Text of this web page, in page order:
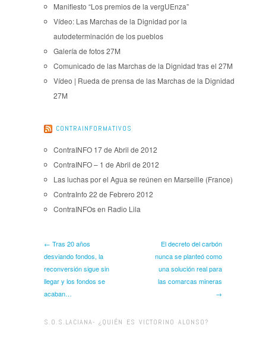
Manifiesto “Los premios de la vergUEnza”
Vídeo: Las Marchas de la Dignidad por la
autodeterminación de los pueblos
Galería de fotos 27M
Comunicado de las Marchas de la Dignidad tras el 27M
Vídeo | Rueda de prensa de las Marchas de la Dignidad
27M
CONTRAINFORMATIVOS
ContraINFO 17 de Abril de 2012
ContraINFO – 1 de Abril de 2012
Las luchas por el Agua se reúnen en Marseille (France)
ContraInfo 22 de Febrero 2012
ContraINFOs en Radio Lila
← Tras 20 años
desviando fondos, la
reconversión sigue sin
llegar y los fondos se
acaban…
El decreto del carbón
nunca se planteó como
una solución real para
las comarcas mineras
→
S.O.S.LACIANA- ¿QUIÉN ES VICTORINO ALONSO?